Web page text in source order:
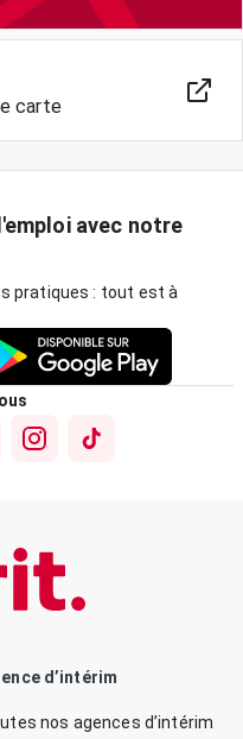
carte
avec notre
pratiques : tout est à
d’intérim
nos agences d’intérim